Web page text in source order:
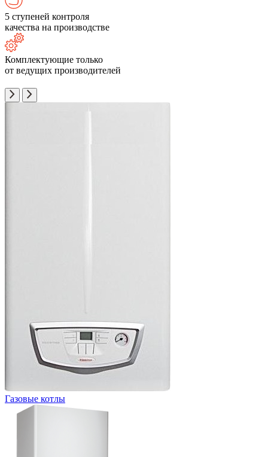
5 ступеней контроля
качества на производстве
Комплектующие только
от ведущих производителей
Газовые котлы